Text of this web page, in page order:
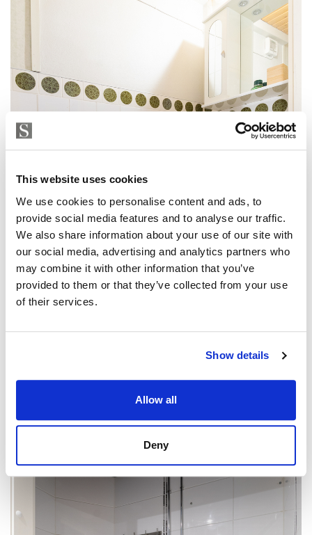
This website uses cookies
We use cookies to personalise content and ads, to
provide social media features and to analyse our traffic.
We also share information about your use of our site with
our social media, advertising and analytics partners who
may combine it with other information that you’ve
provided to them or that they’ve collected from your use
of their services.
Show details
Allow all
Deny